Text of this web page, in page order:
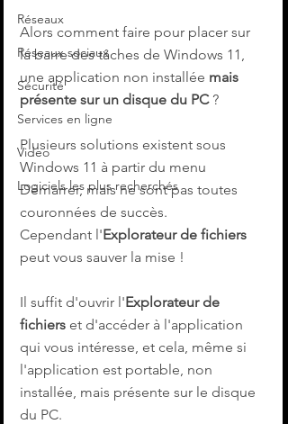
Réseaux
Réseaux sociaux
Sécurité
Services en ligne
Video
Logiciels les plus recherchés
Alors comment faire pour placer sur
la barre des tâches de Windows 11,
une application non installée mais
présente sur un disque du PC ?
Plusieurs solutions existent sous
Windows 11 à partir du menu
Démarrer, mais ne sont pas toutes
couronnées de succès.
Cependant l'Explorateur de fichiers
peut vous sauver la mise !
Il suffit d'ouvrir l'Explorateur de
fichiers et d'accéder à l'application
qui vous intéresse, et cela, même si
l'application est portable, non
installée, mais présente sur le disque
du PC.